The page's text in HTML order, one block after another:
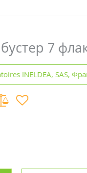
7
INELDEA, SAS,